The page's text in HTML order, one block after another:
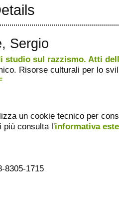
Sergio
studio sul razzismo. Atti
Risorse culturali per lo
un cookie tecnico per
più consulta l'informativa
8305-1715